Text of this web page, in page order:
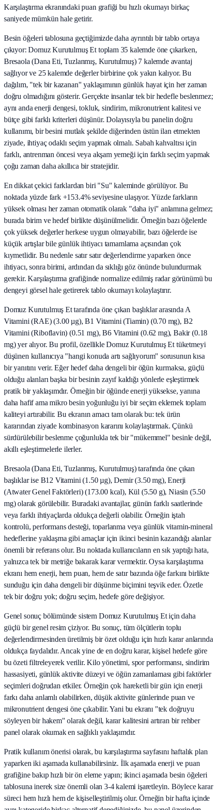
Karşılaştırma ekranındaki puan grafiği bu hızlı okumayı birkaç
saniyede mümkün hale getirir.
Besin öğeleri tablosuna geçtiğimizde daha ayrıntılı bir tablo ortaya
çıkıyor: Domuz Kurutulmuş Et toplam 35 kalemde öne çıkarken,
Bresaola (Dana Eti, Tuzlanmış, Kurutulmuş) 7 kalemde avantaj
sağlıyor ve 25 kalemde değerler birbirine çok yakın kalıyor. Bu
dağılım, "tek bir kazanan" yaklaşımının günlük hayat için her zaman
doğru olmadığını gösterir. Gerçekte insanlar tek bir hedefle beslenmez;
aynı anda enerji dengesi, tokluk, sindirim, mikronutrient kalitesi ve
bütçe gibi farklı kriterleri düşünür. Dolayısıyla bu panelin doğru
kullanımı, bir besini mutlak şekilde diğerinden üstün ilan etmekten
ziyade, ihtiyaç odaklı seçim yapmak olmalı. Sabah kahvaltısı için
farklı, antrenman öncesi veya akşam yemeği için farklı seçim yapmak
çoğu zaman daha akıllıca bir stratejidir.
En dikkat çekici farklardan biri "Su" kaleminde görülüyor. Bu
noktada yüzde fark +153.4% seviyesine ulaşıyor. Yüzde farkların
yüksek olması her zaman otomatik olarak "daha iyi" anlamına gelmez;
burada birim ve hedef birlikte düşünülmelidir. Örneğin bazı öğelerde
çok yüksek değerler herkese uygun olmayabilir, bazı öğelerde ise
küçük artışlar bile günlük ihtiyacı tamamlama açısından çok
kıymetlidir. Bu nedenle satır satır değerlendirme yaparken önce
ihtiyacı, sonra birimi, ardından da sıklığı göz önünde bulundurmak
gerekir. Karşılaştırma grafiğinde normalize edilmiş radar görünümü bu
dengeyi görsel hale getirerek tablo okumayı kolaylaştırır.
Domuz Kurutulmuş Et tarafında öne çıkan başlıklar arasında A
Vitamini (RAE) (3.00 µg), B1 Vitamini (Tiamin) (0.70 mg), B2
Vitamini (Riboflavin) (0.51 mg), B6 Vitamini (0.62 mg), Bakir (0.18
mg) yer alıyor. Bu profil, özellikle Domuz Kurutulmuş Et tüketmeyi
düşünen kullanıcıya "hangi konuda artı sağlıyorum" sorusunun kısa
bir yanıtını verir. Eğer hedef daha dengeli bir öğün kurmaksa, güçlü
olduğu alanları başka bir besinin zayıf kaldığı yönlerle eşleştirmek
pratik bir yaklaşımdır. Örneğin bir öğünde enerji yüksekse, yanına
daha hafif ama mikro besin yoğunluğu iyi bir seçim eklemek toplam
kaliteyi artırabilir. Bu ekranın amacı tam olarak bu: tek ürün
kararından ziyade kombinasyon kararını kolaylaştırmak. Çünkü
sürdürülebilir beslenme çoğunlukla tek bir "mükemmel" besinle değil,
akıllı eşleştirmelerle ilerler.
Bresaola (Dana Eti, Tuzlanmış, Kurutulmuş) tarafında öne çıkan
başlıklar ise B12 Vitamini (1.50 µg), Demir (3.50 mg), Enerji
(Atwater Genel Faktörleri) (173.00 kcal), Kül (5.50 g), Niasin (5.50
mg) olarak görülebilir. Buradaki avantajlar, günün farklı saatlerinde
veya farklı ihtiyaçlarda oldukça değerli olabilir. Örneğin iştah
kontrolü, performans desteği, toparlanma veya günlük vitamin-mineral
hedeflerine yaklaşma gibi amaçlar için ikinci besinin kazandığı alanlar
önemli bir referans olur. Bu noktada kullanıcıların en sık yaptığı hata,
yalnızca tek bir metriğe bakarak karar vermektir. Oysa karşılaştırma
ekranı hem enerji, hem puan, hem de satır bazında öğe farkını birlikte
sunduğu için daha dengeli bir düşünme biçimini teşvik eder. Özetle
tek bir doğru yok; doğru seçim, hedefe göre değişiyor.
Genel sonuç bölümünde sistem Domuz Kurutulmuş Et için daha
güçlü bir genel resim çiziyor. Bu sonuç, tüm ölçütlerin toplu
değerlendirmesinden üretilmiş bir özet olduğu için hızlı karar anlarında
oldukça faydalıdır. Ancak yine de en doğru karar, kişisel hedefe göre
bu özeti filtreleyerek verilir. Kilo yönetimi, spor performansı, sindirim
hassasiyeti, günlük aktivite düzeyi ve öğün zamanlaması gibi faktörler
seçimleri doğrudan etkiler. Örneğin çok hareketli bir gün için enerji
farkı daha anlamlı olabilirken, düşük aktivite günlerinde puan ve
mikronutrient dengesi öne çıkabilir. Yani bu ekranı "tek doğruyu
söyleyen bir hakem" olarak değil, karar kalitesini artıran bir rehber
panel olarak okumak en sağlıklı yaklaşımdır.
Pratik kullanım önerisi olarak, bu karşılaştırma sayfasını haftalık plan
yaparken iki aşamada kullanabilirsiniz. İlk aşamada enerji ve puan
grafiğine bakıp hızlı bir ön eleme yapın; ikinci aşamada besin öğeleri
tablosuna inerek size önemli olan 3-4 kalemi işaretleyin. Böylece karar
süreci hem hızlı hem de kişiselleştirilmiş olur. Örneğin bir hafta içinde